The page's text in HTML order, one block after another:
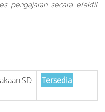
pengajaran secara efektif
SD
Tersedia